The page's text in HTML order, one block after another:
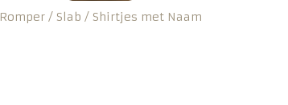
Romper / Slab / Shirtjes met Naam